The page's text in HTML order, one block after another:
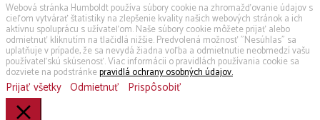
Webová stránka Humboldt používa súbory cookie na zhromažďovanie údajov s
cieľom vytvárať štatistiky na zlepšenie kvality našich webových stránok a ich
aktívnu spoluprácu s užívateľom. Naše súbory cookie môžete prijať alebo
odmietnuť kliknutím na tlačidlá nižšie. Predvolená možnosť "Nesúhlas" sa
uplatňuje v prípade, že sa nevydá žiadna voľba a odmietnutie neobmedzí vašu
používateľskú skúsenosť. Viac informácii o pravidlách používania cookie sa
dozviete na podstránkepravidlá ochrany osobných údajov.
Prijať všetky Odmietnuť Prispôsobiť